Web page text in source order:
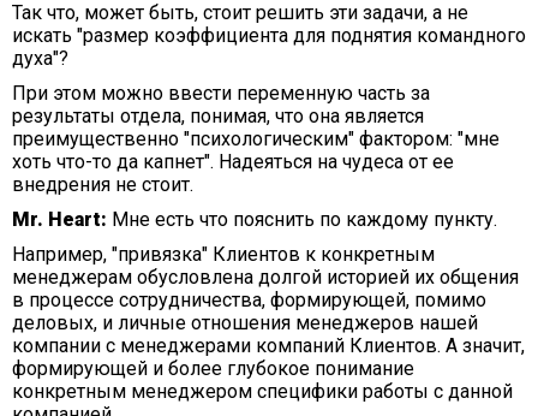
Так что, может быть, стоит решить эти задачи, а не
искать "размер коэффициента для поднятия командного
духа"?
При этом можно ввести переменную часть за
результаты отдела, понимая, что она является
преимущественно "психологическим" фактором: "мне
хоть что-то да капнет". Надеяться на чудеса от ее
внедрения не стоит.
Mr. Heart: Мне есть что пояснить по каждому пункту.
Например, "привязка" Клиентов к конкретным
менеджерам обусловлена долгой историей их общения
в процессе сотрудничества, формирующей, помимо
деловых, и личные отношения менеджеров нашей
компании с менеджерами компаний Клиентов. А значит,
формирующей и более глубокое понимание
конкретным менеджером специфики работы с данной